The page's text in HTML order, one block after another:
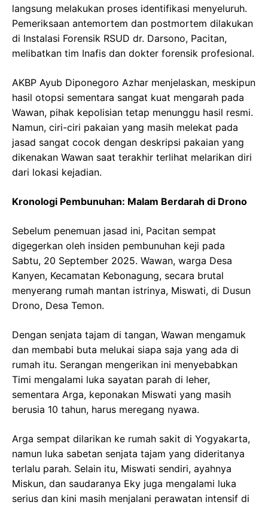
langsung melakukan proses identifikasi menyeluruh.
Pemeriksaan antemortem dan postmortem dilakukan
di Instalasi Forensik RSUD dr. Darsono, Pacitan,
melibatkan tim Inafis dan dokter forensik profesional.
AKBP Ayub Diponegoro Azhar menjelaskan, meskipun
hasil otopsi sementara sangat kuat mengarah pada
Wawan, pihak kepolisian tetap menunggu hasil resmi.
Namun, ciri-ciri pakaian yang masih melekat pada
jasad sangat cocok dengan deskripsi pakaian yang
dikenakan Wawan saat terakhir terlihat melarikan diri
dari lokasi kejadian.
Kronologi Pembunuhan: Malam Berdarah di Drono
Sebelum penemuan jasad ini, Pacitan sempat
digegerkan oleh insiden pembunuhan keji pada
Sabtu, 20 September 2025. Wawan, warga Desa
Kanyen, Kecamatan Kebonagung, secara brutal
menyerang rumah mantan istrinya, Miswati, di Dusun
Drono, Desa Temon.
Dengan senjata tajam di tangan, Wawan mengamuk
dan membabi buta melukai siapa saja yang ada di
rumah itu. Serangan mengerikan ini menyebabkan
Timi mengalami luka sayatan parah di leher,
sementara Arga, keponakan Miswati yang masih
berusia 10 tahun, harus meregang nyawa.
Arga sempat dilarikan ke rumah sakit di Yogyakarta,
namun luka sabetan senjata tajam yang dideritanya
terlalu parah. Selain itu, Miswati sendiri, ayahnya
Miskun, dan saudaranya Eky juga mengalami luka
serius dan kini masih menjalani perawatan intensif di